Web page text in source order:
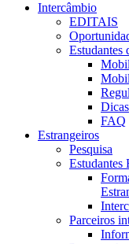
Intercâmbio
EDITAIS
Estudantes
Dicas
FAQ
Estrangeiros
Pesquisa
Estudantes
Parceiros